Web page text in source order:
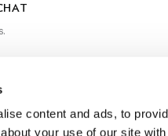
content and ads, to
your use of our site